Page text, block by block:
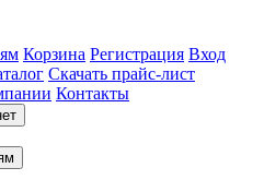
Корзина Регистрация Вход
Скачать прайс-лист
Контакты